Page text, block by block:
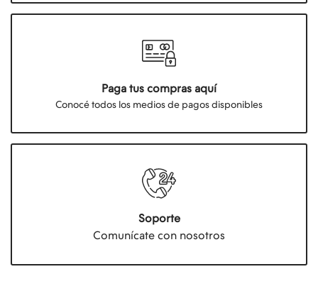
Paga tus compras aquí
Conocé todos los medios de pagos disponibles
Soporte
Comunícate con nosotros